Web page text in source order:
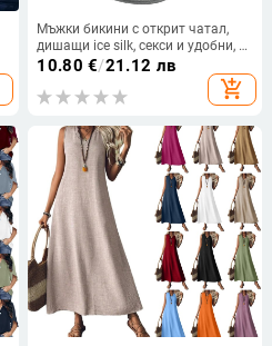
Мъжки бикини с открит чатал,
дишащи ice silk, секси и удобни, с
отделен джоб
10.80 €/21.12 лв
add_shopping_cart